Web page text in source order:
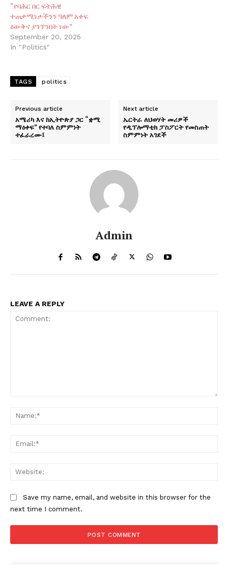
“የባሕር በር ፍትሕዊ
ተጠቃሚነታችንን ዓለም አቀፍ
ዕውቅና ያገኘንበት ነው”
September 20, 2025
In "Politics"
TAGS politics
Previous article
አሜሪካ እና ከኢትዮጵያ ጋር “ቋሚ
ማዕቀፍ” የተባለ ስምምነት
ተፈራረሙ፤
Next article
ኤርትራ ለህወሃት መሪዎች
የዲፕሎማቲክ ፓስፖርት የመስጠት
ስምምነት አገደች
Admin
LEAVE A REPLY
Save my name, email, and website in this browser for the
next time I comment.